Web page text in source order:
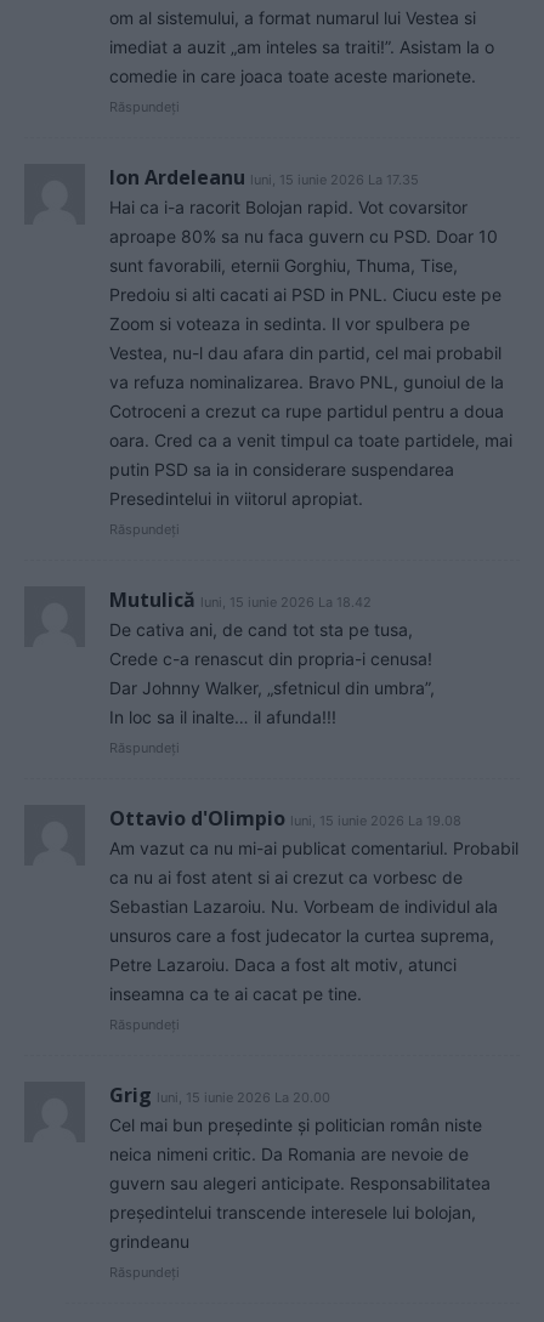
om al sistemului, a format numarul lui Vestea si
imediat a auzit „am inteles sa traiti!”. Asistam la o
comedie in care joaca toate aceste marionete.
Răspundeți
Ion Ardeleanu luni, 15 iunie 2026 La 17.35
Hai ca i-a racorit Bolojan rapid. Vot covarsitor
aproape 80% sa nu faca guvern cu PSD. Doar 10
sunt favorabili, eternii Gorghiu, Thuma, Tise,
Predoiu si alti cacati ai PSD in PNL. Ciucu este pe
Zoom si voteaza in sedinta. Il vor spulbera pe
Vestea, nu-l dau afara din partid, cel mai probabil
va refuza nominalizarea. Bravo PNL, gunoiul de la
Cotroceni a crezut ca rupe partidul pentru a doua
oara. Cred ca a venit timpul ca toate partidele, mai
putin PSD sa ia in considerare suspendarea
Presedintelui in viitorul apropiat.
Răspundeți
Mutulică luni, 15 iunie 2026 La 18.42
De cativa ani, de cand tot sta pe tusa,
Crede c-a renascut din propria-i cenusa!
Dar Johnny Walker, „sfetnicul din umbra”,
In loc sa il inalte… il afunda!!!
Răspundeți
Ottavio d'Olimpio luni, 15 iunie 2026 La 19.08
Am vazut ca nu mi-ai publicat comentariul. Probabil
ca nu ai fost atent si ai crezut ca vorbesc de
Sebastian Lazaroiu. Nu. Vorbeam de individul ala
unsuros care a fost judecator la curtea suprema,
Petre Lazaroiu. Daca a fost alt motiv, atunci
inseamna ca te ai cacat pe tine.
Răspundeți
Grig luni, 15 iunie 2026 La 20.00
Cel mai bun președinte și politician român niste
neica nimeni critic. Da Romania are nevoie de
guvern sau alegeri anticipate. Responsabilitatea
președintelui transcende interesele lui bolojan,
grindeanu
Răspundeți